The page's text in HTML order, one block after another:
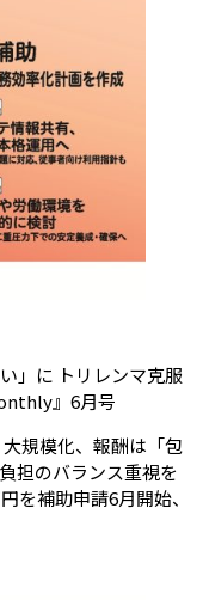
」に トリレンマ克服
』6月号
規模化、報酬は「包
担のバランス重視を
を補助申請6月開始、